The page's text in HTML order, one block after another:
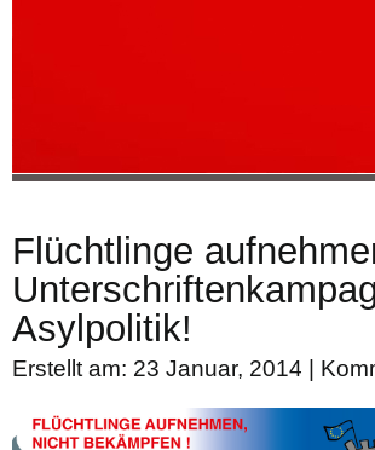
Flüchtlinge
Asylpolitik!
Erstellt am: 23 Januar, 2014 |